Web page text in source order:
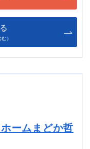
）
ームまどか哲